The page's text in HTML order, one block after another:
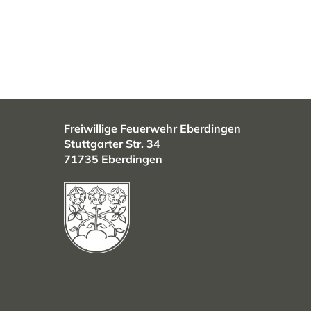
Freiwillige Feuerwehr Eberdingen
Stuttgarter Str. 34
71735 Eberdingen